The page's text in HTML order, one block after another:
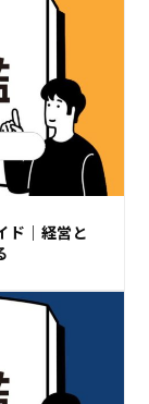
ド｜経営と